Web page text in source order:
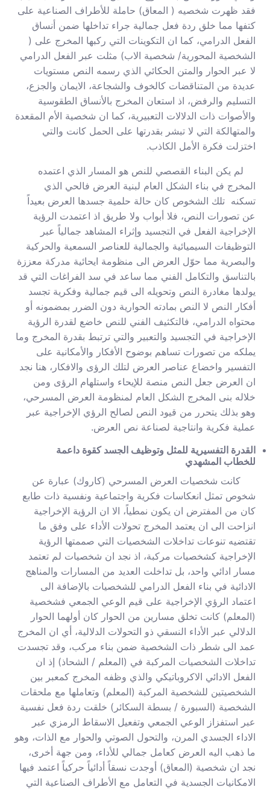
فقد ظهرت شخصيه ( المعاق) حاملة للأطراف الصناعية على
كتفها مما خلق ردة فعل جمالية جراء تداخلها ضمن أنساق
الفعل الدرامي، كما ان التكوينات التي ركبها المخرج على (
الشخصية المحورية/ شخصية الاب) مثلت عبر الفعل الدرامي
لا عبر الحوار والمتن الحكائي الذي رسمه النص مستويات
عديدة من المتناقضات كالخوف والشجاعة، الايمان والجزع،
التسليم والرفض، اذ استعان المخرج بالأنساق الطقوسية
والأصوات ذات الدلالات التعبيرية، كما ان شخصية الأم المقعدة
والمتهالكة التي لا تبشر بقدرتها على الحمل كانت والتي
اختزلت فكرة الأمل الكاذب.
لم يكن البناء القصصي للنص هو المسار الذي اعتمده
المخرج في بناء الشكل العام لبنية العرض فالحي الذي
تسكنه تلك الشخوص كان حالة حلمية جسدها العرض بعيداً
عن تصورات النص، فلا أبواب ولا طريق اذ اعتمدت الرؤية
الإخراجية الفعل في التجسيد وإثراء المشاهد جمالياً عبر
التوظيفات السيميائية والجمالية للعناصر السمعية والحركية
والبصرية مما حوّل العرض الى منظومة ايحائية مدركة معززة
بالتناسق والتكامل الفني مما ساعد في سد الفراغات التي قد
يولدها مغادرة النص وتحويله الى قيم جمالية وفكرية تجسد
أفكار النص لا النص بمادته الحوارية دون الضرر بمضمونه أو
محتواه الدرامي، فالتكثيف الفني للنص خاضع لقدرة الرؤية
الإخراجية في التجسيد والتعبير والتي ترتبط بقدرة المخرج وما
يملكه من تصورات تساهم بوضوح الأفكار والأمكانية على
التفسير واخضاع عناصر العرض لتلك الرؤى والافكار، هنا نجد
ان العرض جعل النص منصة للإيحاء واستلهام الرؤى ومن
خلاله بنى المخرج الشكل العام لمنظومة العرض المسرحي،
وهو بذلك يتحرر من قيود النص لصالح الرؤي الإخراجية عبر
عملية فكرية وانتاجية لصناعة نص العرض.
القدرة التفسيرية للمثل وتوظيف الجسد كقوة داعمة
للخطاب المشهدي
كانت شخصيات العرض المسرحي (كاروك) عبارة عن
شخوص تمثل انعكاسات فكرية واجتماعية ونفسية ذات طابع
كان من المفترض ان يكون نمطياً، الا ان الرؤية الإخراجية
انزاحت الى ان يعتمد المخرج تحولات الأداء على وفق ما
تقتضيه تنوعات تداخلات الشخصيات التي صممتها الرؤية
الإخراجية كشخصيات مركبة، اذ نجد ان شخصيات لم تعتمد
مسار ادائي واحد، بل تداخلت العديد من المسارات والمناهج
الادائية في بناء الفعل الدرامي للشخصيات بالإضافة الى
اعتماد الرؤي الإخراجية على قيم الوعي الجمعي فشخصية
(المعلم) كانت تخلق مسارين من الحوار كان أولهما الحوار
الدلالي عبر الأداء النسقي ذو التحولات الدلالية، أي ان المخرج
عمد الى شطر ذات الشخصية ضمن بناء مركب، وقد تجسدت
تداخلات الشخصيات المركبة في (المعلم / الشحاذ) إذ ان
الفعل الادائي الاكروباتيكي والذي وظفه المخرج كمعبر بين
الشخصيتين للشخصية المركبة (المعلم) وتعاملها مع ملحقات
الشخصية (السبورة / بسطة السكائر) خلقت ردة فعل نفسية
عبر استفزاز الوعي الجمعي وتفعيل الاسقاط الرمزي عبر
الاداء الجسدي المرن، والتحول الصوتي والحوار مع الذات، وهو
ما ذهب اليه العرض كعامل جمالي للأداء، ومن جهة أخرى،
نجد ان شخصية (المعاق) أوجدت نسقاً أدائياً حركياً اعتمد فيها
الامكانيات الجسدية في التعامل مع الأطراف الصناعية التي